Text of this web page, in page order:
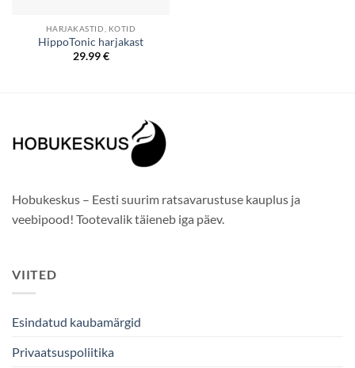
HARJAKASTID, KOTID
HippoTonic harjakast
29.99€
Hobukeskus – Eesti suurim ratsavarustuse kauplus ja
veebipood! Tootevalik täieneb iga päev.
VIITED
Esindatud kaubamärgid
Privaatsuspoliitika